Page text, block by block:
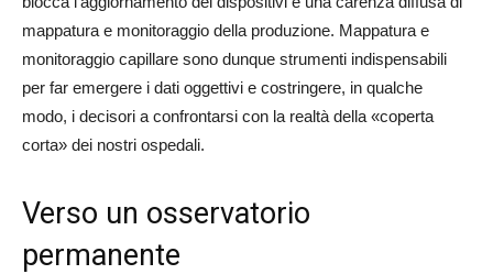
mappatura e monitoraggio della produzione. Mappatura e
monitoraggio capillare sono dunque strumenti indispensabili
per far emergere i dati oggettivi e costringere, in qualche
modo, i decisori a confrontarsi con la realtà della «coperta
corta» dei nostri ospedali.
Verso un osservatorio
permanente